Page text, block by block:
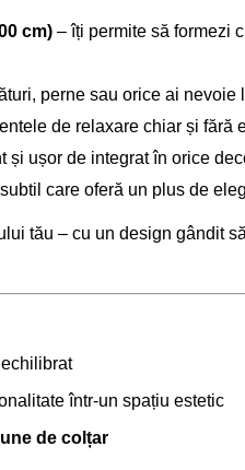
cm) – îți permite să formezi
perne sau orice ai nevoie
de relaxare chiar și fără
și ușor de integrat în orice
care oferă un plus de
tău – cu un design gândit
într-un spațiu estetic
de colțar